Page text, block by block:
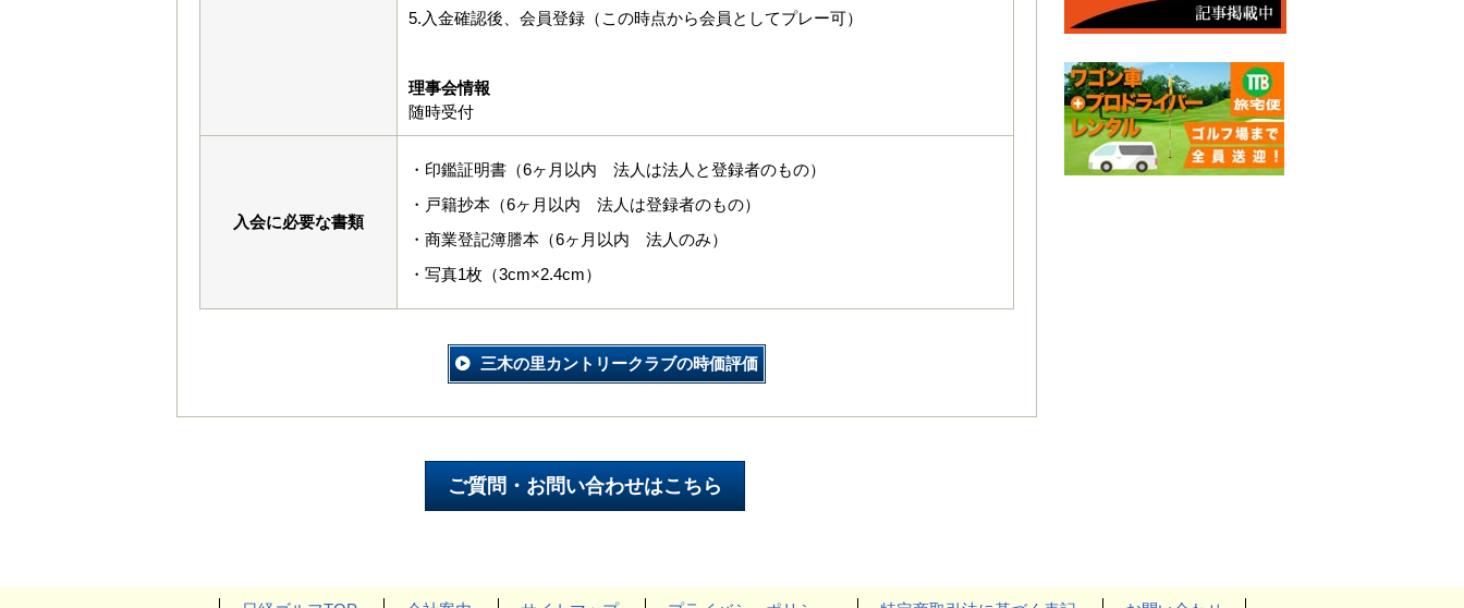
5.入金確認後、会員登録（この時点から会員としてプレー可）
理事会情報
随時受付
入会に必要な書類
・印鑑証明書（6ヶ月以内 法人は法人と登録者のもの）
・戸籍抄本（6ヶ月以内 法人は登録者のもの）
・商業登記簿謄本（6ヶ月以内 法人のみ）
・写真1枚（3cm×2.4cm）
三木の里カントリークラブの時価評価